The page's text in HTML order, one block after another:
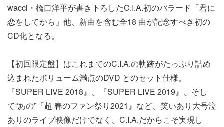
wacci・橋口洋平が書き下ろしたC.I.A.初のバラード「君に
恋をしてから」他、新曲を含む全18 曲が記念すべき初の
CD化となる。
【初回限定盤】はこれまでのC.I.A.の軌跡がたっぷり詰め
込まれたボリューム満点のDVD とのセット仕様。
『SUPER LIVE 2018』、『SUPER LIVE 2019』、そし
て“あの”『超 春のファン祭り2021』など、笑いあり大号泣
ありのライブ映像だけでなく、C.I.A.だからこそ実現し